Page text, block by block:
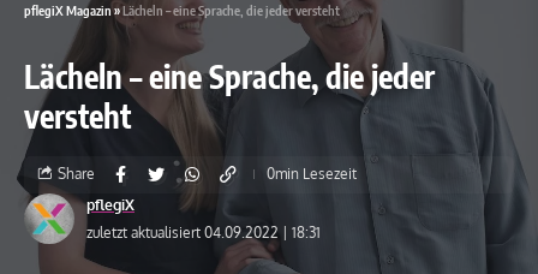
pflegiX Magazin»Lächeln – eine Sprache, die jeder versteht
Lächeln – eine Sprache, die jeder
versteht
zuletzt aktualisiert 04.09.2022 | 18:31
pflegiX
Share 0min Lesezeit